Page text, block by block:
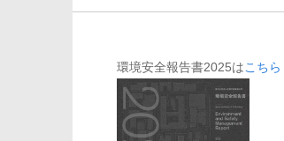
環境安全報告書2025はこちら